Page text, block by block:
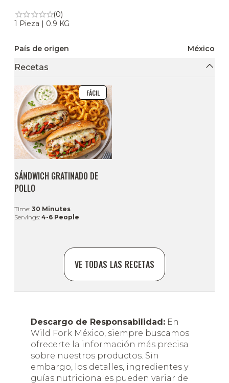
(0)
1 Pieza | 0.9 KG
País de origen México
Recetas
FÁCIL
SÁNDWICH GRATINADO DE
POLLO
Time: 30 Minutes
Servings: 4-6 People
VE TODAS LAS RECETAS
Descargo de Responsabilidad: En
Wild Fork México, siempre buscamos
ofrecerte la información más precisa
sobre nuestros productos. Sin
embargo, los detalles, ingredientes y
guías nutricionales pueden variar de